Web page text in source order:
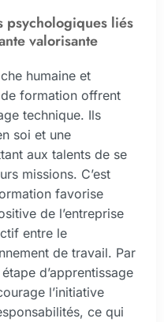
psychologiques liés
valorisante
humaine et
formation offrent
technique. Ils
soi et une
aux talents de se
missions. C’est
favorise
de l’entreprise
entre le
de travail. Par
d’apprentissage
l’initiative
ce qui